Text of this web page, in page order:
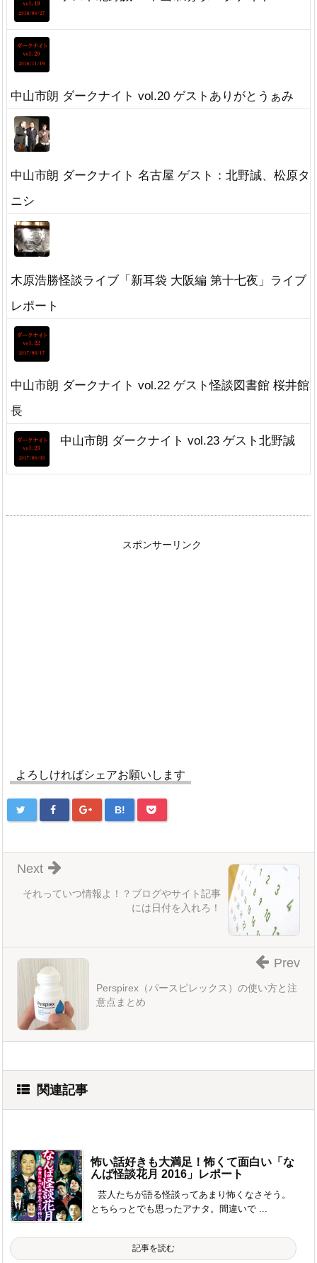
中山市朗 ダークナイト vol.20 ゲストありがとうぁみ
中山市朗 ダークナイト 名古屋 ゲスト：北野誠、松原タ
ニシ
木原浩勝怪談ライブ「新耳袋 大阪編 第十七夜」ライブ
レポート
中山市朗 ダークナイト vol.22 ゲスト怪談図書館 桜井館
長
中山市朗 ダークナイト vol.23 ゲスト北野誠
スポンサーリンク
よろしければシェアお願いします
B!
それっていつ情報よ！？ブログやサイト記事
には日付を入れろ！
Next
Perspirex（パースピレックス）の使い方と注
意点まとめ
Prev
関連記事
怖い話好きも大満足！怖くて面白い「な
んば怪談花月 2016」レポート
芸人たちが語る怪談ってあまり怖くなさそう。
とちらっとでも思ったアナタ。間違いで ...
記事を読む